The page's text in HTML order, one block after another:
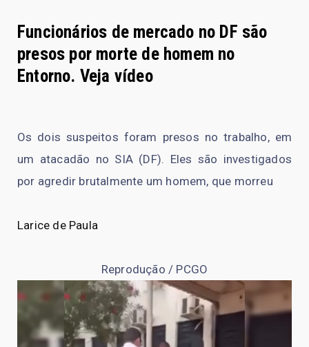
Funcionários de mercado no DF são
presos por morte de homem no
Entorno. Veja vídeo
Os dois suspeitos foram presos no trabalho, em
um atacadão no SIA (DF). Eles são investigados
por agredir brutalmente um homem, que morreu
Larice de Paula
Reprodução / PCGO